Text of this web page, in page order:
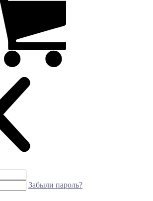
Забыли пароль?